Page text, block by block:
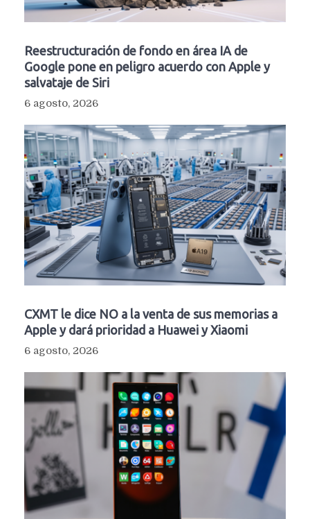
Reestructuración de fondo en área IA de
Google pone en peligro acuerdo con Apple y
salvataje de Siri
6 agosto, 2026
CXMT le dice NO a la venta de sus memorias a
Apple y dará prioridad a Huawei y Xiaomi
6 agosto, 2026